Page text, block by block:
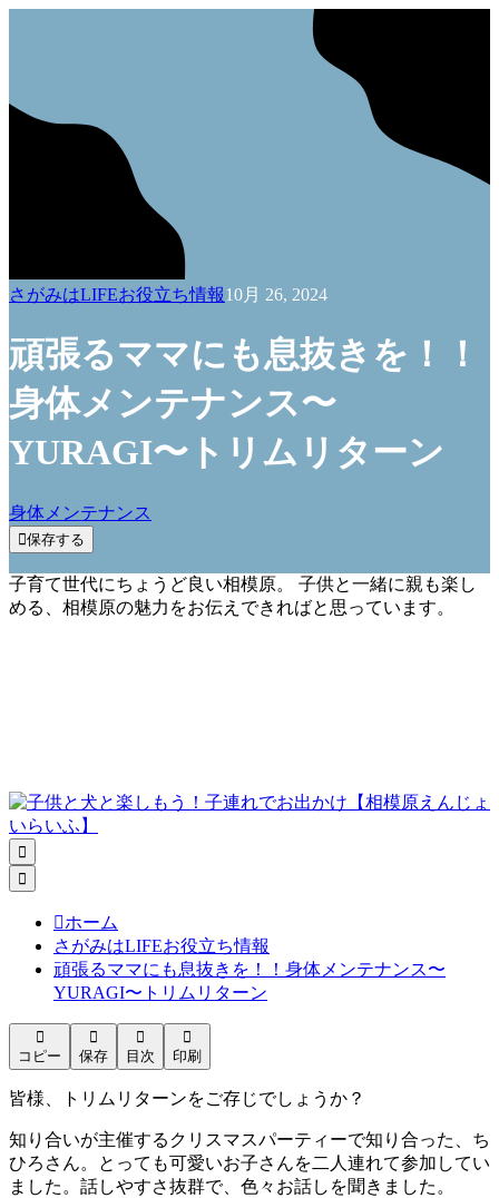
さがみはLIFEお役立ち情報10月 26, 2024
頑張るママにも息抜きを！！
身体メンテナンス〜
YURAGI〜トリムリターン
身体メンテナンス
保存する
子育て世代にちょうど良い相模原。 子供と一緒に親も楽し
める、相模原の魅力をお伝えできればと思っています。


ホーム
さがみはLIFEお役立ち情報
頑張るママにも息抜きを！！身体メンテナンス〜
YURAGI〜トリムリターン

コピー

保存

目次

印刷
皆様、トリムリターンをご存じでしょうか？
知り合いが主催するクリスマスパーティーで知り合った、ち
ひろさん。とっても可愛いお子さんを二人連れて参加してい
ました。話しやすさ抜群で、色々お話しを聞きました。